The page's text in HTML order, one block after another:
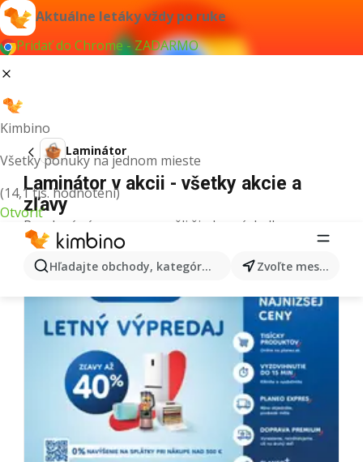
Aktuálne letáky vždy po ruke
Pridať do Chrome - ZADARMO
Kimbino
Všetky ponuky na jednom mieste
(14,1 tis. hodnotení)
Otvoriť
Hľadajte obchody, kategórie, produkty... Zvoľte mesto
Laminátor
Laminátor v akcii - všetky akcie a
zľavy
Pre daný výraz sme nenašli žiadne výsledky.
Ďalšie letáky z kategórie